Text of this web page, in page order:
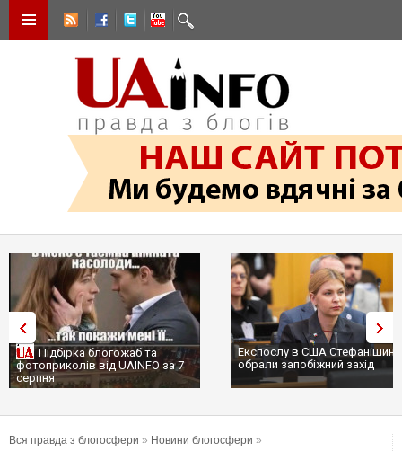
Експослу в США Стефанішиній
обрали запобіжний захід
Трамп не передасть Україні
сотні ракет до Patriot, бо у
Вся правда з блогосфери » Новини блогосфери »